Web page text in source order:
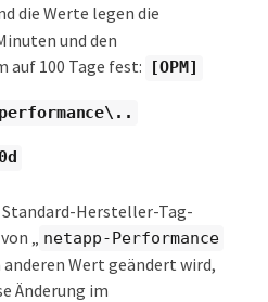
die Werte legen die
und den
auf 100 Tage fest:
[OPM]
Standard-Hersteller-Tag-
„
netapp-Performance
anderen Wert geändert wird,
Änderung im